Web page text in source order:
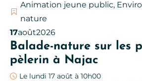
Animation jeune public,
nature
17août2026
Balade-nature sur les
pèlerin à Najac
Le lundi 17 août à 10h00